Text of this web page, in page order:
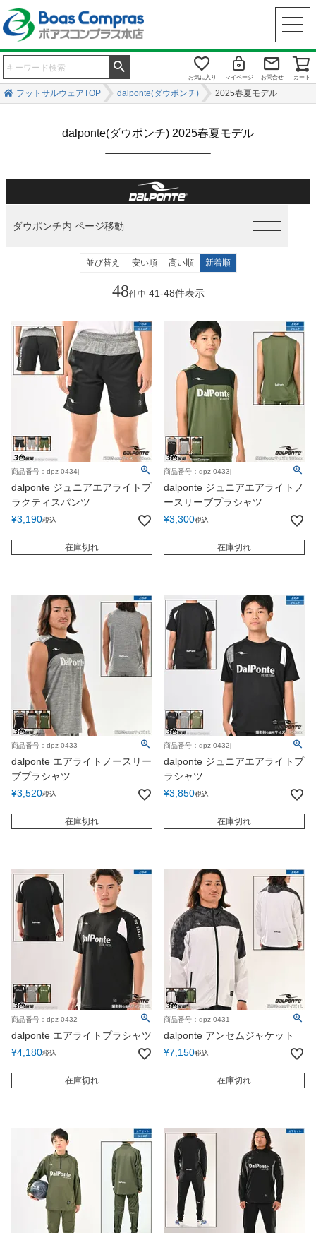
お気に入り マイページ お問合せ カート
フットサルウェアTOP dalponte(ダウポンチ) 2025春夏モデル
dalponte(ダウポンチ) 2025春夏モデル
ダウポンチ内 ページ移動
並び替え 安い順 高い順 新着順
48件中 41-48件表示
商品番号：dpz-0434j
dalponte ジュニアエアライトプ
ラクティスパンツ
¥3,190税込
在庫切れ
商品番号：dpz-0433j
dalponte ジュニアエアライトノ
ースリーブプラシャツ
¥3,300税込
在庫切れ
商品番号：dpz-0433
dalponte エアライトノースリー
ブプラシャツ
¥3,520税込
在庫切れ
商品番号：dpz-0432j
dalponte ジュニアエアライトプ
ラシャツ
¥3,850税込
在庫切れ
商品番号：dpz-0432
dalponte エアライトプラシャツ
¥4,180税込
在庫切れ
商品番号：dpz-0431
dalponte アンセムジャケット
¥7,150税込
在庫切れ